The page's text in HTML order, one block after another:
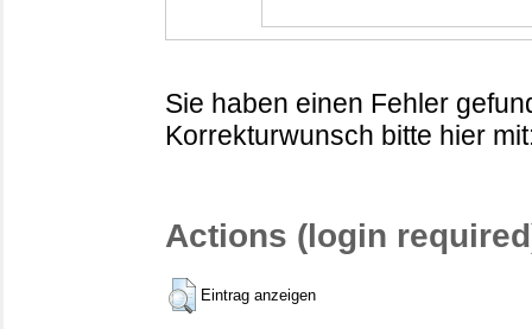
Sie haben einen Fehler
Korrekturwunsch bitte hier
Actions (login
Eintrag anzeigen